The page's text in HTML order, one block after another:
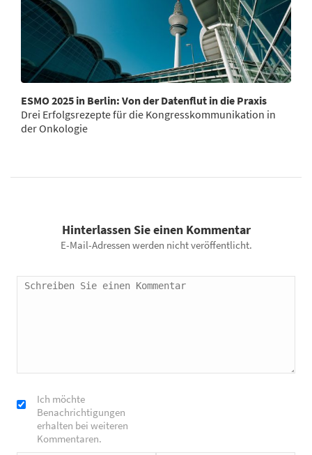
ESMO 2025 in Berlin: Von der Datenflut in die Praxis
Drei Erfolgsrezepte für die Kongresskommunikation in
der Onkologie
Hinterlassen Sie einen Kommentar
E-Mail-Adressen werden nicht veröffentlicht.
Ich möchte
Benachrichtigungen
erhalten bei weiteren
Kommentaren.